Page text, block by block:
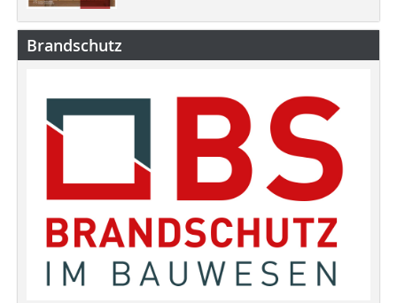
Brandschutz